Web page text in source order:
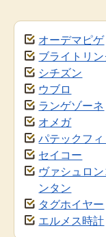
オーデマピゲ
ブライトリ
シチズン
ウブロ
ランゲゾーネ
オメガ
パテックフ
セイコー
ヴァシュロ
ンタン
タグホイヤー
エルメス時計